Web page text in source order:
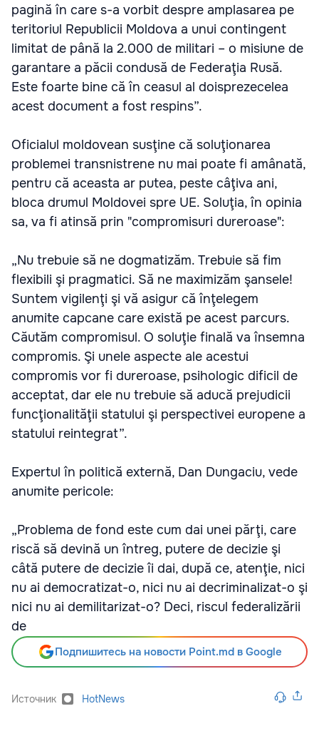
pagină în care s-a vorbit despre amplasarea pe
teritoriul Republicii Moldova a unui contingent
limitat de până la 2.000 de militari – o misiune de
garantare a păcii condusă de Federaţia Rusă.
Este foarte bine că în ceasul al doisprezecelea
acest document a fost respins”.
Oficialul moldovean susţine că soluţionarea
problemei transnistrene nu mai poate fi amânată,
pentru că aceasta ar putea, peste câţiva ani,
bloca drumul Moldovei spre UE. Soluţia, în opinia
sa, va fi atinsă prin "compromisuri dureroase":
„Nu trebuie să ne dogmatizăm. Trebuie să fim
flexibili şi pragmatici. Să ne maximizăm şansele!
Suntem vigilenţi şi vă asigur că înţelegem
anumite capcane care există pe acest parcurs.
Căutăm compromisul. O soluţie finală va însemna
compromis. Şi unele aspecte ale acestui
compromis vor fi dureroase, psihologic dificil de
acceptat, dar ele nu trebuie să aducă prejudicii
funcţionalităţii statului şi perspectivei europene a
statului reintegrat”.
Expertul în politică externă, Dan Dungaciu, vede
anumite pericole:
„Problema de fond este cum dai unei părţi, care
riscă să devină un întreg, putere de decizie şi
câtă putere de decizie îi dai, după ce, atenţie, nici
nu ai democratizat-o, nici nu ai decriminalizat-o şi
nici nu ai demilitarizat-o? Deci, riscul federalizării
de
Подпишитесь на новости Point.md в Google
Источник HotNews